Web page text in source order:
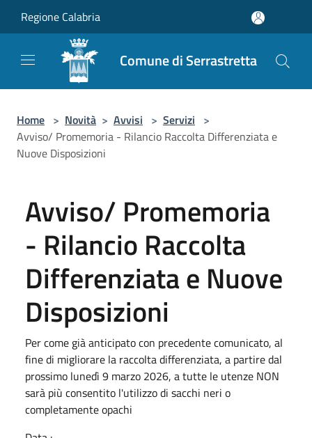
Regione Calabria
Comune di Serrastretta
Home > Novità > Avvisi > Servizi >
Avviso/ Promemoria - Rilancio Raccolta Differenziata e
Nuove Disposizioni
Avviso/ Promemoria
- Rilancio Raccolta
Differenziata e Nuove
Disposizioni
Per come già anticipato con precedente comunicato, al
fine di migliorare la raccolta differenziata, a partire dal
prossimo lunedì 9 marzo 2026, a tutte le utenze NON
sarà più consentito l'utilizzo di sacchi neri o
completamente opachi